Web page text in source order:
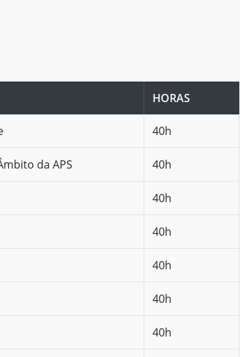
HORAS
40h
da APS 40h
40h
40h
40h
40h
40h